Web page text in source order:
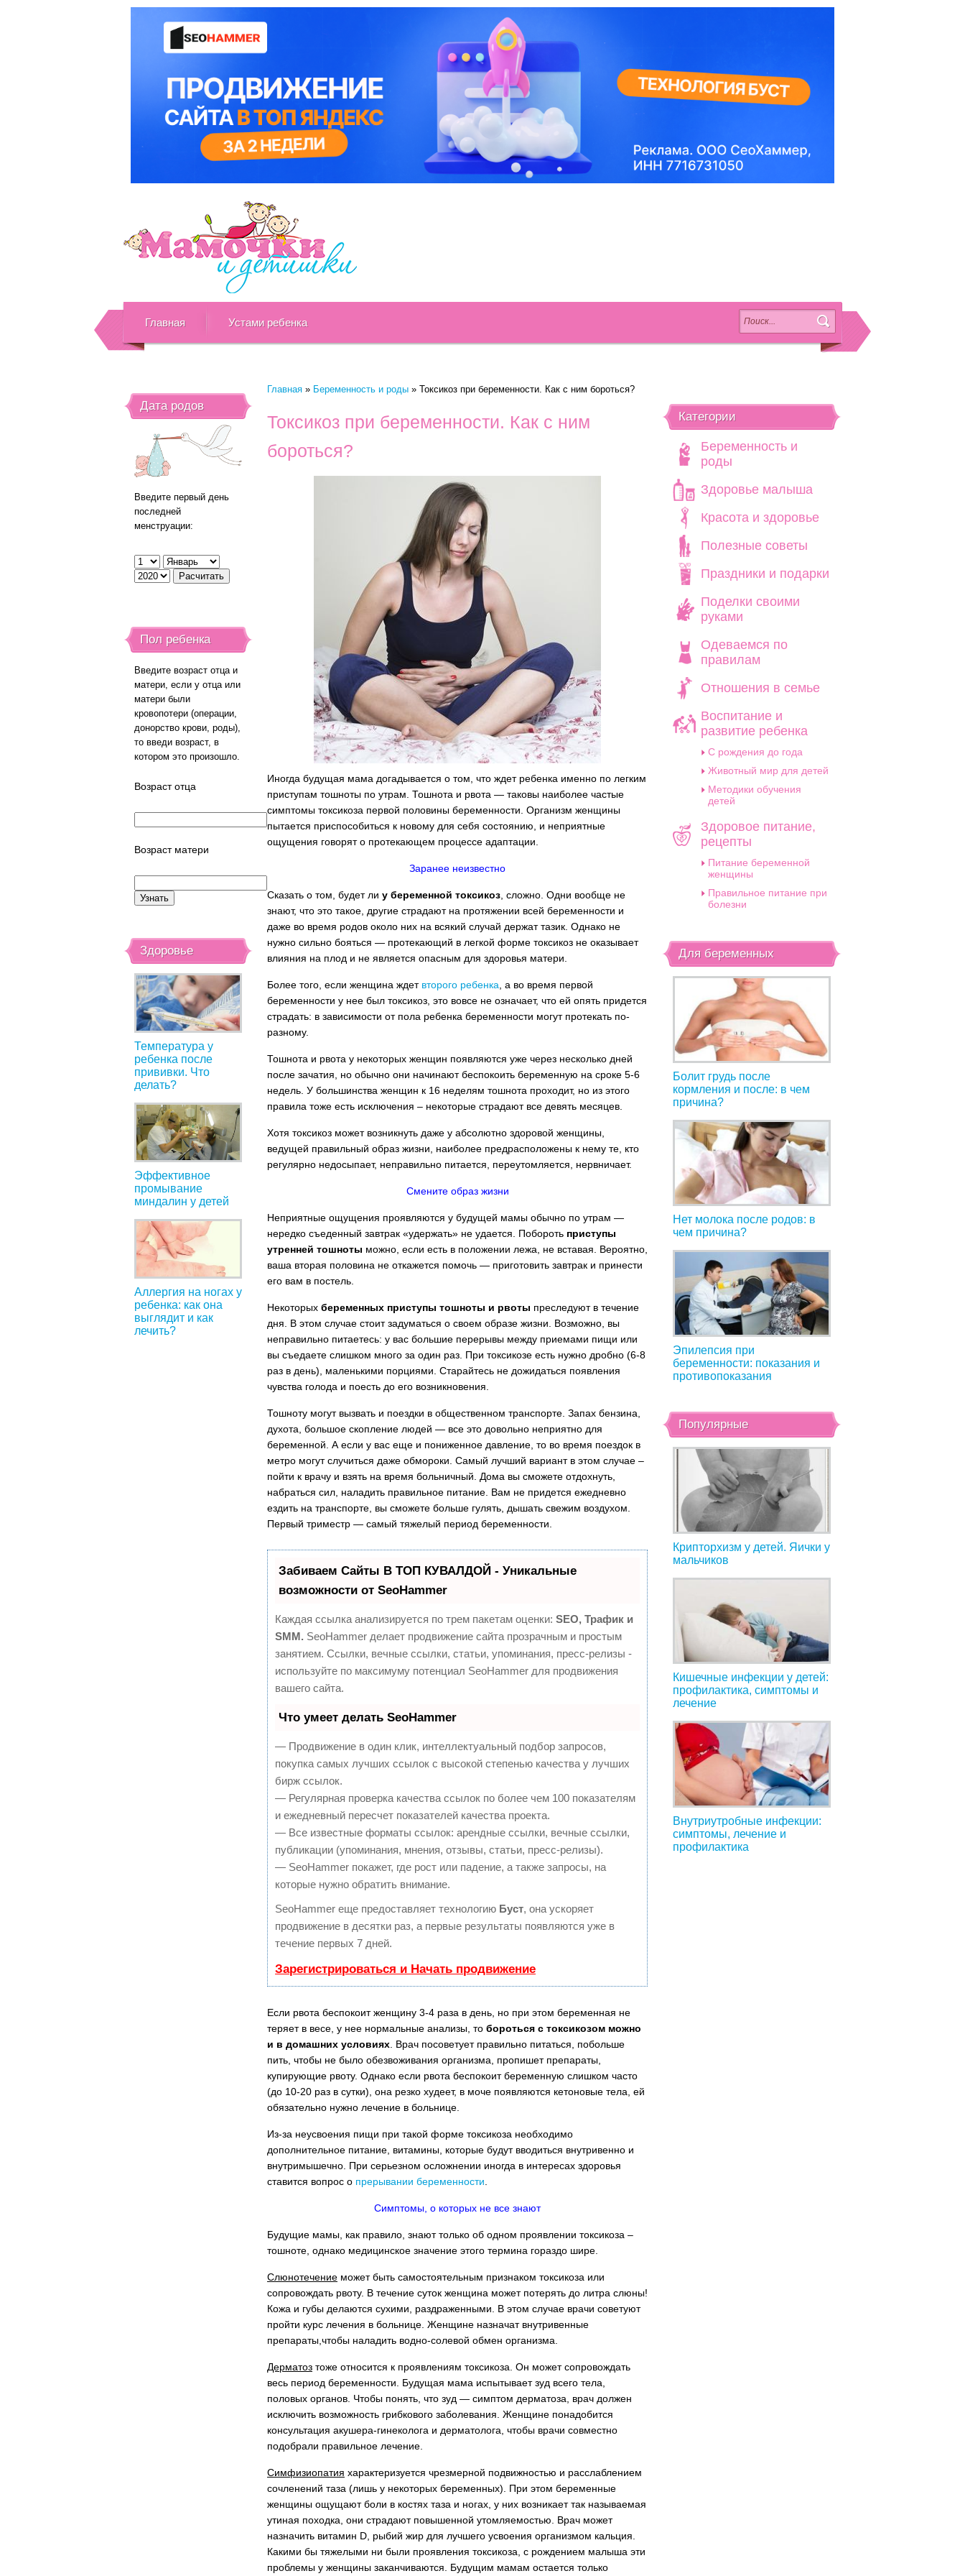
Главная Устами ребенка
Главная » Беременность и роды »Токсикоз при беременности. Как с ним бороться?
Токсикоз при беременности. Как с ним
бороться?
Иногда будущая мама догадывается о том, что ждет ребенка именно по легким
приступам тошноты по утрам. Тошнота и рвота — таковы наиболее частые
симптомы токсикоза первой половины беременности. Организм женщины
пытается приспособиться к новому для себя состоянию, и неприятные
ощущения говорят о протекающем процессе адаптации.
Заранее неизвестно
Сказать о том, будет лиу беременной токсикоз , сложно. Одни вообще не
знают, что это такое, другие страдают на протяжении всей беременности и
даже во время родов около них на всякий случай держат тазик. Однако не
нужно сильно бояться — протекающий в легкой форме токсикоз не оказывает
влияния на плод и не является опасным для здоровья матери.
Более того, если женщина ждет второго ребенка , а во время первой
беременности у нее был токсикоз, это вовсе не означает, что ей опять придется
страдать: в зависимости от пола ребенка беременности могут протекать по-
разному.
Тошнота и рвота у некоторых женщин появляются уже через несколько дней
после зачатия, но обычно они начинают беспокоить беременную на сроке 5-6
недель. У большинства женщин к 16 неделям тошнота проходит, но из этого
правила тоже есть исключения – некоторые страдают все девять месяцев.
Хотя токсикоз может возникнуть даже у абсолютно здоровой женщины,
ведущей правильный образ жизни, наиболее предрасположены к нему те, кто
регулярно недосыпает, неправильно питается, переутомляется, нервничает.
Смените образ жизни
Неприятные ощущения проявляются у будущей мамы обычно по утрам —
нередко съеденный завтрак «удержать» не удается. Побороть приступы
утренней тошноты можно, если есть в положении лежа, не вставая. Вероятно,
ваша вторая половина не откажется помочь — приготовить завтрак и принести
его вам в постель.
Некоторыхбеременных приступы тошноты и рвоты преследуют в течение
дня. В этом случае стоит задуматься о своем образе жизни. Возможно, вы
неправильно питаетесь: у вас большие перерывы между приемами пищи или
вы съедаете слишком много за один раз. При токсикозе есть нужно дробно (6-8
раз в день), маленькими порциями. Старайтесь не дожидаться появления
чувства голода и поесть до его возникновения.
Тошноту могут вызвать и поездки в общественном транспорте. Запах бензина,
духота, большое скопление людей — все это довольно неприятно для
беременной. А если у вас еще и пониженное давление, то во время поездок в
метро могут случиться даже обмороки. Самый лучший вариант в этом случае –
пойти к врачу и взять на время больничный. Дома вы сможете отдохнуть,
набраться сил, наладить правильное питание. Вам не придется ежедневно
ездить на транспорте, вы сможете больше гулять, дышать свежим воздухом.
Первый триместр — самый тяжелый период беременности.
Забиваем Сайты В ТОП КУВАЛДОЙ - Уникальные
возможности от SeoHammer
Каждая ссылка анализируется по трем пакетам оценки:SEO, Трафик и
SMM. SeoHammer делает продвижение сайта прозрачным и простым
занятием. Ссылки, вечные ссылки, статьи, упоминания, пресс-релизы -
используйте по максимуму потенциал SeoHammer для продвижения
вашего сайта.
Что умеет делать SeoHammer
— Продвижение в один клик, интеллектуальный подбор запросов,
покупка самых лучших ссылок с высокой степенью качества у лучших
бирж ссылок.
— Регулярная проверка качества ссылок по более чем 100 показателям
и ежедневный пересчет показателей качества проекта.
— Все известные форматы ссылок: арендные ссылки, вечные ссылки,
публикации (упоминания, мнения, отзывы, статьи, пресс-релизы).
— SeoHammer покажет, где рост или падение, а также запросы, на
которые нужно обратить внимание.
SeoHammer еще предоставляет технологию Буст, она ускоряет
продвижение в десятки раз, а первые результаты появляются уже в
течение первых 7 дней.
Зарегистрироваться и Начать продвижение
Если рвота беспокоит женщину 3-4 раза в день, но при этом беременная не
теряет в весе, у нее нормальные анализы, тобороться с токсикозом можно
и в домашних условиях . Врач посоветует правильно питаться, побольше
пить, чтобы не было обезвоживания организма, пропишет препараты,
купирующие рвоту. Однако если рвота беспокоит беременную слишком часто
(до 10-20 раз в сутки), она резко худеет, в моче появляются кетоновые тела, ей
обязательно нужно лечение в больнице.
Из-за неусвоения пищи при такой форме токсикоза необходимо
дополнительное питание, витамины, которые будут вводиться внутривенно и
внутримышечно. При серьезном осложнении иногда в интересах здоровья
ставится вопрос о прерывании беременности
Симптомы, о которых не все знают
Будущие мамы, как правило, знают только об одном проявлении токсикоза –
тошноте, однако медицинское значение этого термина гораздо шире.
Слюнотечение может быть самостоятельным признаком токсикоза или
сопровождать рвоту. В течение суток женщина может потерять до литра слюны!
Кожа и губы делаются сухими, раздраженными. В этом случае врачи советуют
пройти курс лечения в больнице. Женщине назначат внутривенные
препараты,чтобы наладить водно-солевой обмен организма.
Дерматоз тоже относится к проявлениям токсикоза. Он может сопровождать
весь период беременности. Будущая мама испытывает зуд всего тела,
половых органов. Чтобы понять, что зуд — симптом дерматоза, врач должен
исключить возможность грибкового заболевания. Женщине понадобится
консультация акушера-гинеколога и дерматолога, чтобы врачи совместно
подобрали правильное лечение.
Симфизиопатия характеризуется чрезмерной подвижностью и расслаблением
сочленений таза (лишь у некоторых беременных). При этом беременные
женщины ощущают боли в костях таза и ногах, у них возникает так называемая
утиная походка, они страдают повышенной утомляемостью. Врач может
назначить витамин D, рыбий жир для лучшего усвоения организмом кальция.
Какими бы тяжелыми ни были проявления токсикоза, с рождением малыша эти
проблемы у женщины заканчиваются. Будущим мамам остается только
Дата родов
Введите первый день
последней
менструации:
Пол ребенка
Введите возраст отца и
матери, если у отца или
матери были
кровопотери (операции,
донорство крови, роды),
то введи возраст, в
котором это произошло.
Возраст отца
Возраст матери
Здоровье
Температура у
ребенка после
прививки. Что
делать?
Эффективное
промывание
миндалин у детей
Аллергия на ногах у
ребенка: как она
выглядит и как
лечить?
Категории
Беременность и
роды
Здоровье малыша
Красота и здоровье
Полезные советы
Праздники и подарки
Поделки своими
руками
Одеваемся по
правилам
Отношения в семье
Воспитание и
развитие ребенка
C рождения до года
Животный мир для детей
Методики обучения
детей
Здоровое питание,
рецепты
Питание беременной
женщины
Правильное питание при
болезни
Для беременных
Болит грудь после
кормления и после: в чем
причина?
Нет молока после родов: в
чем причина?
Эпилепсия при
беременности: показания и
противопоказания
Популярные
Крипторхизм у детей. Яички у
мальчиков
Кишечные инфекции у детей:
профилактика, симптомы и
лечение
Внутриутробные инфекции:
симптомы, лечение и
профилактика